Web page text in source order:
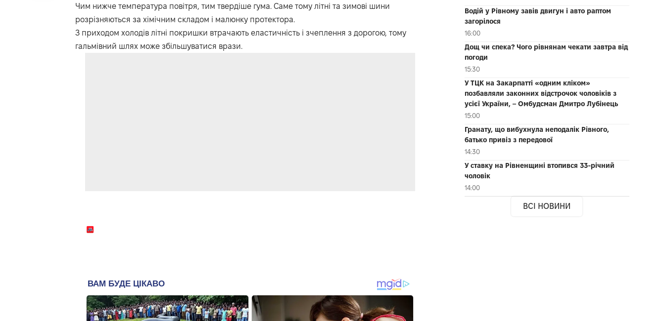
Чим нижче температура повітря, тим твердіше гума. Саме тому літні та зимові шини
розрізняються за хімічним складом і малюнку протектора.
З приходом холодів літні покришки втрачають еластичність і зчеплення з дорогою, тому
гальмівний шлях може збільшуватися врази.
Водій у Рівному завів двигун і авто раптом
загорілося
16:00
Дощ чи спека? Чого рівнянам чекати завтра від
погоди
15:30
У ТЦК на Закарпатті «одним кліком»
позбавляли законних відстрочок чоловіків з
усієї України, – Омбудсман Дмитро Лубінець
15:00
Гранату, що вибухнула неподалік Рівного,
батько привіз з передової
14:30
У ставку на Рівненщині втопився 33-річний
чоловік
14:00
ВСІ НОВИНИ